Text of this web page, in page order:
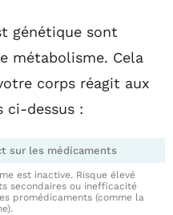
génétique sont
métabolisme. Cela
corps réagit aux
ci-dessus :
sur les médicaments
est inactive. Risque élevé
secondaires ou inefficacité
promédicaments (comme la